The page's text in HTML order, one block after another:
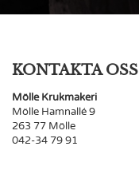
KONTAKTA OSS
Mölle Krukmakeri
Mölle Hamnallé 9
263 77 Mölle
042-34 79 91